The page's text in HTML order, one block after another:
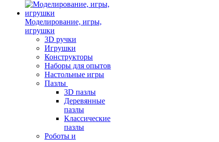
Моделирование, игры,
игрушки
3D ручки
Игрушки
Конструкторы
Наборы для опытов
Настольные игры
Пазлы
3D пазлы
Деревянные
пазлы
Классические
пазлы
Роботы и